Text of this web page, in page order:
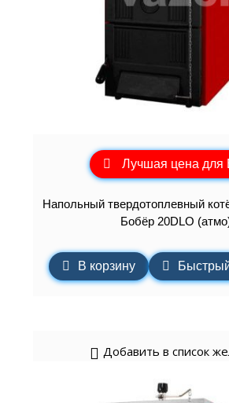
Лучшая цена для
Напольный твердотоплевный
Бобёр 20DLO
В корзину
Добавить в список